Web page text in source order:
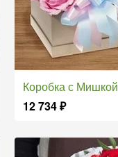
Коробка с Мишкой
12 734₽